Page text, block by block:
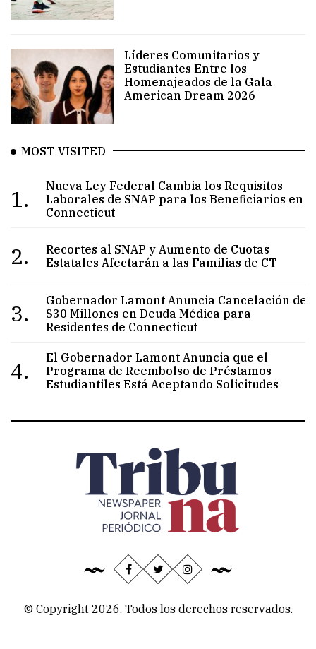
Líderes Comunitarios y
Estudiantes Entre los
Homenajeados de la Gala
American Dream 2026
MOST VISITED
1.
Nueva Ley Federal Cambia los Requisitos
Laborales de SNAP para los Beneficiarios en
Connecticut
2.
Recortes al SNAP y Aumento de Cuotas
Estatales Afectarán a las Familias de CT
3.
Gobernador Lamont Anuncia Cancelación de
$30 Millones en Deuda Médica para
Residentes de Connecticut
4.
El Gobernador Lamont Anuncia que el
Programa de Reembolso de Préstamos
Estudiantiles Está Aceptando Solicitudes
© Copyright 2026, Todos los derechos reservados.